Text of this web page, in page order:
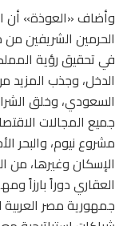
وأضاف «العوذة» أن
الحرمين الشريفين
الدخل، وجذب المزيد
السعودي، وخلق
جميع المجالات
مشروع نيوم، والبحر
الإسكان وغيرها، من
العقاري دوراً بارزاً
جمهورية مصر